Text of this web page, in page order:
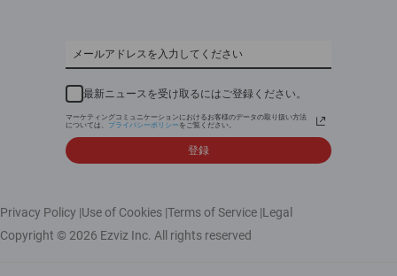
ダウンロード
最新ニュースを受け取るにはご登録ください。
マーケティングコミュニケーションにおけるお客様のデータの取り扱い方法
については、
プライバシーポリシー をご覧ください。
登録
Privacy Policy |Use of Cookies |Terms of Service |Legal
Copyright © 2026 Ezviz Inc. All rights reserved